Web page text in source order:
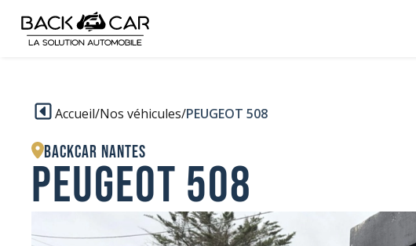
Accueil/Nos véhicules/PEUGEOT 508
BACKCAR Nantes
PEUGEOT 508